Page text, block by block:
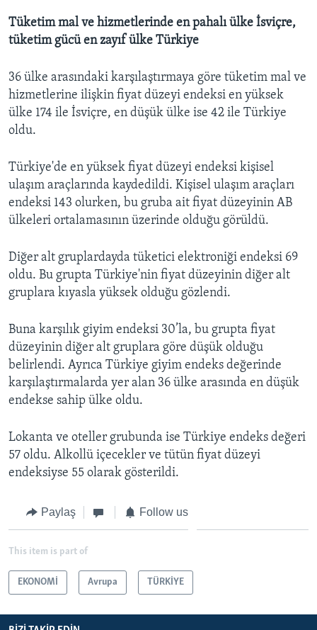
Tüketim mal ve hizmetlerinde en pahalı ülke İsviçre,
tüketim gücü en zayıf ülke Türkiye
36 ülke arasındaki karşılaştırmaya göre tüketim mal ve
hizmetlerine ilişkin fiyat düzeyi endeksi en yüksek
ülke 174 ile İsviçre, en düşük ülke ise 42 ile Türkiye
oldu.
Türkiye'de en yüksek fiyat düzeyi endeksi kişisel
ulaşım araçlarında kaydedildi. Kişisel ulaşım araçları
endeksi 143 olurken, bu gruba ait fiyat düzeyinin AB
ülkeleri ortalamasının üzerinde olduğu görüldü.
Diğer alt gruplardayda tüketici elektroniği endeksi 69
oldu. Bu grupta Türkiye'nin fiyat düzeyinin diğer alt
gruplara kıyasla yüksek olduğu gözlendi.
Buna karşılık giyim endeksi 30’la, bu grupta fiyat
düzeyinin diğer alt gruplara göre düşük olduğu
belirlendi. Ayrıca Türkiye giyim endeks değerinde
karşılaştırmalarda yer alan 36 ülke arasında en düşük
endekse sahip ülke oldu.
Lokanta ve oteller grubunda ise Türkiye endeks değeri
57 oldu. Alkollü içecekler ve tütün fiyat düzeyi
endeksiyse 55 olarak gösterildi.
Paylaş Follow us
This item is part of
EKONOMİ Avrupa TÜRKİYE